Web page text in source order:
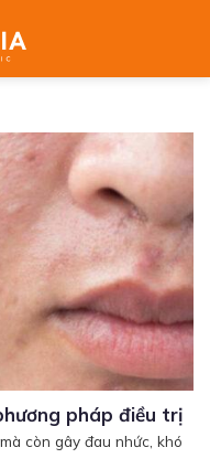
pháp điều trị
còn gây đau nhức, khó